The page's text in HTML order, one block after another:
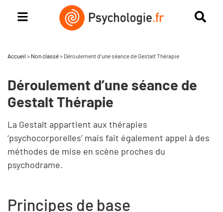
Accueil > Non classé> Déroulement d’une séance de Gestalt Thérapie
Déroulement d’une séance de
Gestalt Thérapie
La Gestalt appartient aux thérapies
‘psychocorporelles’ mais fait également appel à des
méthodes de mise en scène proches du
psychodrame.
Principes de base